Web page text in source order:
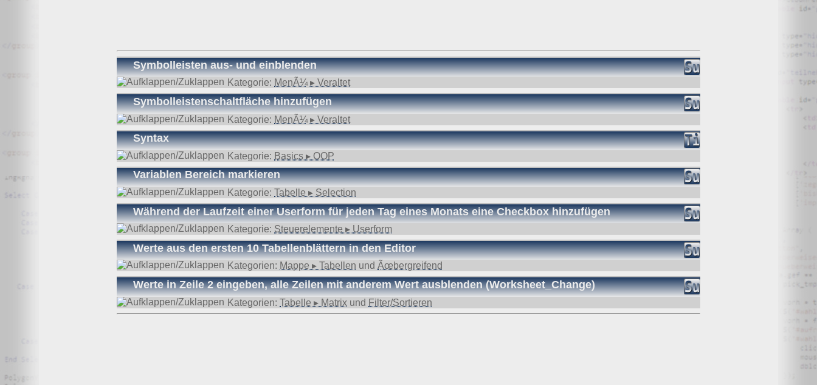
Symbolleisten aus- und einblenden
Kategorie: MenÃ¼ ▸ Veraltet
Symbolleistenschaltfläche hinzufügen
Kategorie: MenÃ¼ ▸ Veraltet
Syntax
Kategorie: Basics ▸ OOP
Variablen Bereich markieren
Kategorie: Tabelle ▸ Selection
Während der Laufzeit einer Userform für jeden Tag eines Monats eine Checkbox hinzufügen
Kategorie: Steuerelemente ▸ Userform
Werte aus den ersten 10 Tabellenblättern in den Editor
Kategorien: Mappe ▸ Tabellen und Ãœbergreifend
Werte in Zeile 2 eingeben, alle Zeilen mit anderem Wert ausblenden (Worksheet_Change)
Kategorien: Tabelle ▸ Matrix und Filter/Sortieren